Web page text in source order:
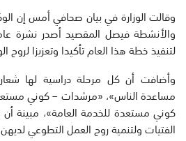
وقالت الوزارة في بيان صحافي أمس إن
والأنشطة فيصل المقصيد أصدر نشرة
لتنفيذ خطة هذا العام تأكيدا وتعزيزا لروح
وأضافت أن كل مرحلة دراسية لها
مساعدة الناس»، «مرشدات – كوني
كوني مستعدة للخدمة العامة»، مبينة
الفتيات ولتنمية روح العمل التطوعي